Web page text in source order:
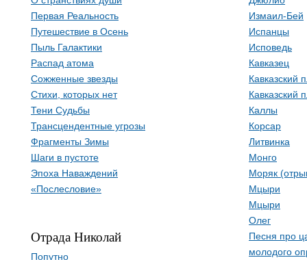
Первая Реальность
Путешествие в Осень
Пыль Галактики
Распад атома
Сожженные звезды
Стихи, которых нет
Тени Судьбы
Трансцендентные угрозы
Фрагменты Зимы
Шаги в пустоте
Эпоха Наваждений
«Послесловие»
Отрада Николай
Попутно
Измаил-Бей
Испанцы
Исповедь
Кавказец
Кавказский
Кавказский
Каллы
Корсар
Литвинка
Монго
Моряк
Мцыри
Мцыри
Олег
Песня про
молодого